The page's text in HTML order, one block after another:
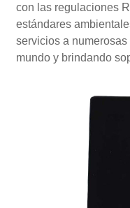
con las regulaciones
estándares
servicios a
mundo y brindando